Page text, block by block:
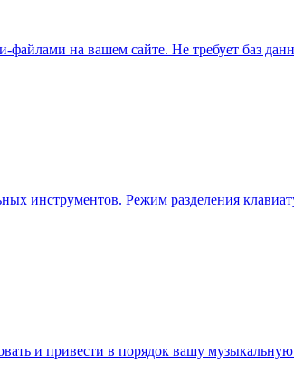
на вашем сайте. Не требует баз
инструментов. Режим разделения
и привести в порядок вашу